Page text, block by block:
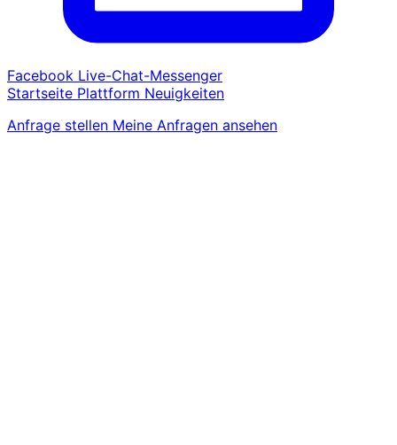
Facebook Live-Chat-Messenger
Startseite Plattform Neuigkeiten
Anfrage stellen Meine Anfragen ansehen